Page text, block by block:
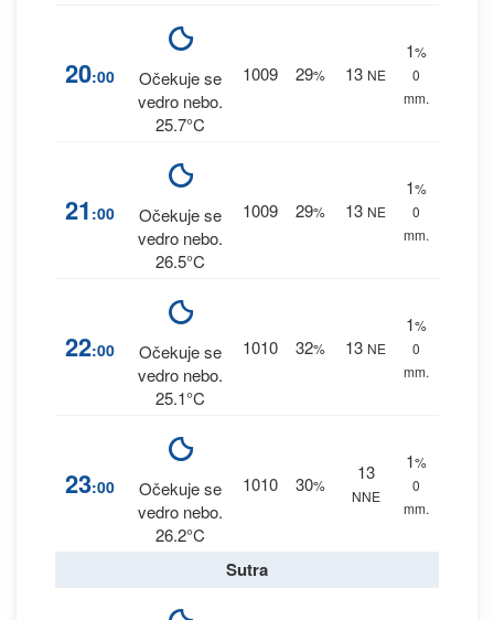
20:00
Očekuje se
vedro nebo.
25.7°C
1009 29% 13 NE
1%
0
mm.
21 :00
Očekuje se
vedro nebo.
26.5°C
1009 29% 13 NE
1%
0
mm.
22:00
Očekuje se
vedro nebo.
25.1°C
1010 32% 13 NE
1%
0
mm.
23:00
Očekuje se
vedro nebo.
26.2°C
1010 30%
13
NNE
1%
0
mm.
Sutra